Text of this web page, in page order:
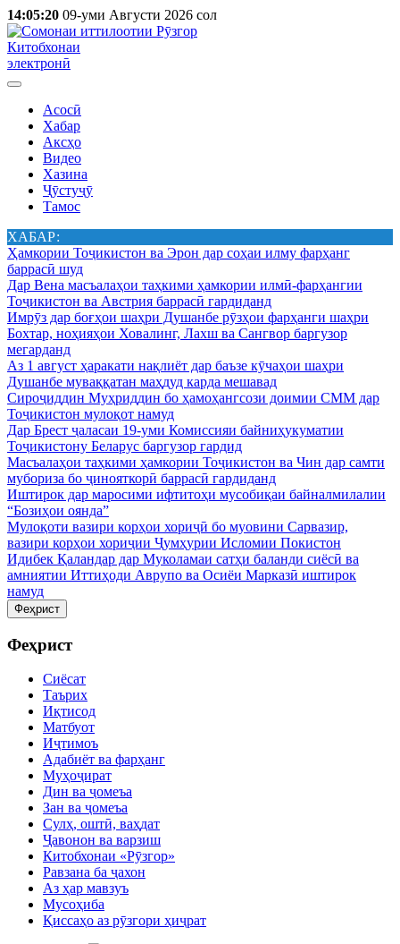
14:05:20 09-уми Августи 2026 сол
Китобхонаи
электронӣ
Асосӣ
Хабар
Аксҳо
Видео
Хазина
Ҷӯстуҷӯ
Тамос
ХАБАР:
Ҳамкории Тоҷикистон ва Эрон дар соҳаи илму фарҳанг
баррасӣ шуд
Дар Вена масъалаҳои таҳкими ҳамкории илмӣ-фарҳангии
Тоҷикистон ва Австрия баррасӣ гардиданд
Имрӯз дар боғҳои шаҳри Душанбе рӯзҳои фарҳанги шаҳри
Бохтар, ноҳияҳои Ховалинг, Лахш ва Сангвор баргузор
мегарданд
Аз 1 август ҳаракати нақлиёт дар баъзе кӯчаҳои шаҳри
Душанбе муваққатан маҳдуд карда мешавад
Сироҷиддин Муҳриддин бо ҳамоҳангсози доимии СММ дар
Тоҷикистон мулоқот намуд
Дар Брест ҷаласаи 19-уми Комиссияи байниҳукуматии
Тоҷикистону Беларус баргузор гардид
Масъалаҳои таҳкими ҳамкории Тоҷикистон ва Чин дар самти
мубориза бо ҷинояткорӣ баррасӣ гардиданд
Иштирок дар маросими ифтитоҳи мусобиқаи байналмилалии
“Бозиҳои оянда”
Мулоқоти вазири корҳои хориҷӣ бо муовини Сарвазир,
вазири корҳои хориҷии Ҷумҳурии Исломии Покистон
Идибек Қаландар дар Муколамаи сатҳи баланди сиёсӣ ва
амниятии Иттиҳоди Аврупо ва Осиёи Марказӣ иштирок
намуд
Феҳрист
Феҳрист
Сиёсат
Таърих
Иқтисод
Матбуот
Иҷтимоъ
Адабиёт ва фарҳанг
Муҳоҷират
Дин ва ҷомеъа
Зан ва ҷомеъа
Сулҳ, оштӣ, ваҳдат
Ҷавонон ва варзиш
Китобхонаи «Рӯзгор»
Равзана ба ҷахон
Аз ҳар мавзуъ
Мусоҳиба
Қиссаҳо аз рӯзгори ҳиҷрат